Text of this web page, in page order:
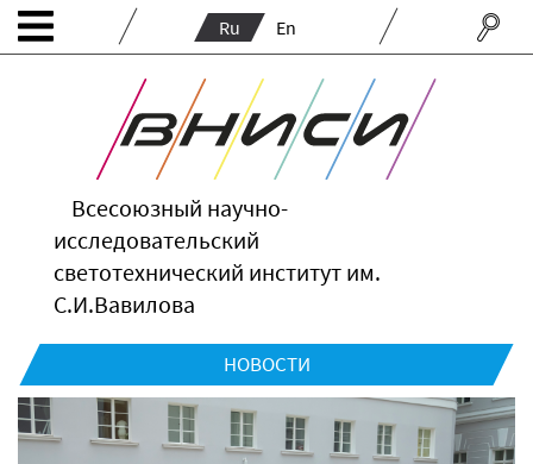
Ru En
Всесоюзный научно-
исследовательский
светотехнический институт им.
С.И.Вавилова
НОВОСТИ